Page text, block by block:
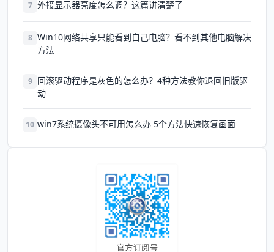
7 外接显示器亮度怎么调？这篇讲清楚了
8 Win10网络共享只能看到自己电脑？看不到其他电脑解决
方法
9 回滚驱动程序是灰色的怎么办？4种方法教你退回旧版驱
动
10 win7系统摄像头不可用怎么办 5个方法快速恢复画面